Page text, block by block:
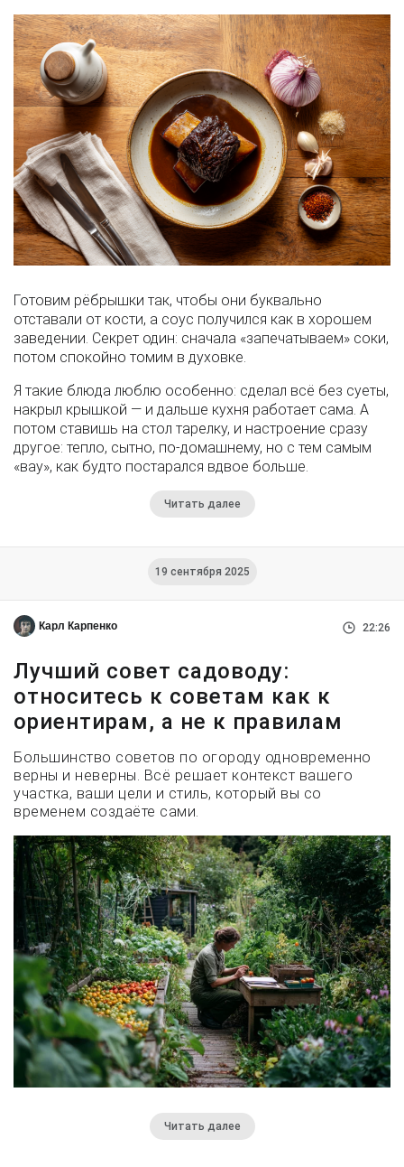
Готовим рёбрышки так, чтобы они буквально
отставали от кости, а соус получился как в хорошем
заведении. Секрет один: сначала «запечатываем» соки,
потом спокойно томим в духовке.
Я такие блюда люблю особенно: сделал всё без суеты,
накрыл крышкой — и дальше кухня работает сама. А
потом ставишь на стол тарелку, и настроение сразу
другое: тепло, сытно, по-домашнему, но с тем самым
«вау», как будто постарался вдвое больше.
Читать далее
19 сентября 2025
Карл Карпенко 22:26
Лучший совет садоводу:
относитесь к советам как к
ориентирам, а не к правилам
Большинство советов по огороду одновременно
верны и неверны. Всё решает контекст вашего
участка, ваши цели и стиль, который вы со
временем создаёте сами.
Читать далее